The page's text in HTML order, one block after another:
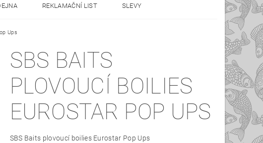
REKLAMAČNÍ LIST SLEVY
Ups
SBS BAITS
PLOVOUCÍ BOILIES
EUROSTAR POP UPS
SBS Baits plovoucí boilies Eurostar Pop Ups